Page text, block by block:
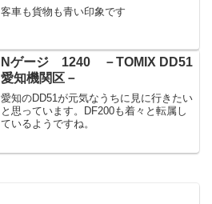
客車も貨物も青い印象です
Nゲージ 1240 －TOMIX DD51
愛知機関区－
愛知のDD51が元気なうちに見に行きたい
と思っています。DF200も着々と転属し
ているようですね。